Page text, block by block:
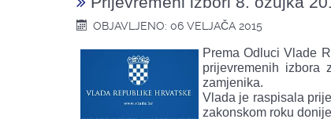
OBJAVLJENO: 06 VELJAČA 2015
Prema Odluci Vlade
prijevremenih izbora
zamjenika.
Vlada je raspisala
zakonskom roku